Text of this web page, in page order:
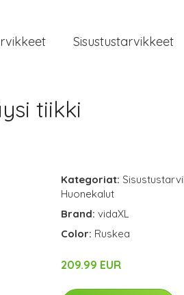
Sisustustarvikkeet
tiikki
Kategoriat:
Huonekalut
Brand: vidaXL
Color: Ruskea
209.99 EUR